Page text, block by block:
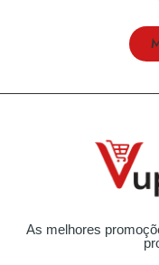
As melhores